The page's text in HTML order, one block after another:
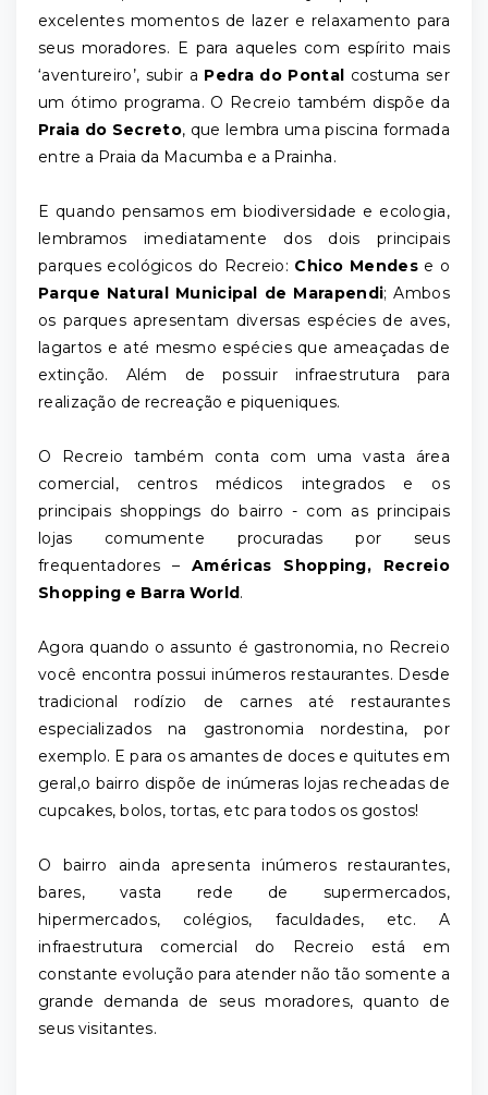
excelentes momentos de lazer e relaxamento para
seus moradores. E para aqueles com espírito mais
‘aventureiro’, subir a Pedra do Pontal costuma ser
um ótimo programa. O Recreio também dispõe da
Praia do Secreto, que lembra uma piscina formada
entre a Praia da Macumba e a Prainha.
E quando pensamos em biodiversidade e ecologia,
lembramos imediatamente dos dois principais
parques ecológicos do Recreio: Chico Mendese o
Parque Natural Municipal de Marapendi; Ambos
os parques apresentam diversas espécies de aves,
lagartos e até mesmo espécies que ameaçadas de
extinção. Além de possuir infraestrutura para
realização de recreação e piqueniques.
O Recreio também conta com uma vasta área
comercial, centros médicos integrados e os
principais shoppings do bairro - com as principais
lojas comumente procuradas por seus
frequentadores –Américas Shopping, Recreio
Shopping e Barra World.
Agora quando o assunto é gastronomia, no Recreio
você encontra possui inúmeros restaurantes. Desde
tradicional rodízio de carnes até restaurantes
especializados na gastronomia nordestina, por
exemplo. E para os amantes de doces e quitutes em
geral,o bairro dispõe de inúmeras lojas recheadas de
cupcakes, bolos, tortas, etc para todos os gostos!
O bairro ainda apresenta inúmeros restaurantes,
bares, vasta rede de supermercados,
hipermercados, colégios, faculdades, etc. A
infraestrutura comercial do Recreio está em
constante evolução para atender não tão somente a
grande demanda de seus moradores, quanto de
seus visitantes.